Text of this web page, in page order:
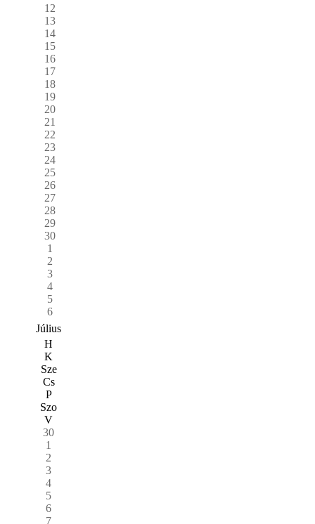
12
13
14
15
16
17
18
19
20
21
22
23
24
25
26
27
28
29
30
1
2
3
4
5
6
Július
H
K
Sze
Cs
P
Szo
V
30
1
2
3
4
5
6
7